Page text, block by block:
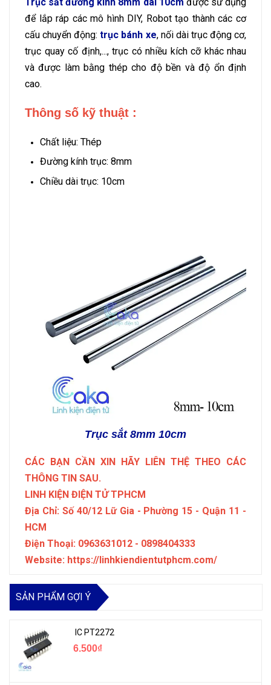
để lắp ráp các mô hình DIY, Robot tạo thành các cơ
cấu chuyển động:trục bánh xe, nối dài trục động cơ,
trục quay cố định,..., trục có nhiều kích cỡ khác nhau
và được làm bằng thép cho độ bền và độ ổn định
cao.
Thông số kỹ thuật :
Chất liệu: Thép
Đường kính trục: 8mm
Chiều dài trục: 10cm
Trục sắt 8mm 10cm
CÁC BẠN CẦN XIN HÃY LIÊN THỆ THEO CÁC
THÔNG TIN SAU.
LINH KIỆN ĐIỆN TỬ TPHCM
Địa Chỉ: Số 40/12 Lữ Gia - Phường 15 - Quận 11 -
HCM
Điện Thoại: 0963631012 - 0898404333
Website: https://linhkiendientutphcm.com/
SẢN PHẨM GỢI Ý
IC PT2272
6.500₫